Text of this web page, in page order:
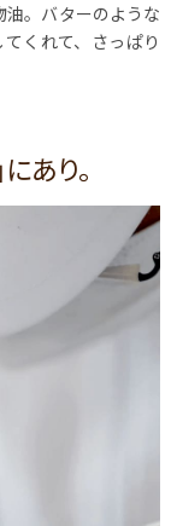
。バターのような
くれて、さっぱり
あり。